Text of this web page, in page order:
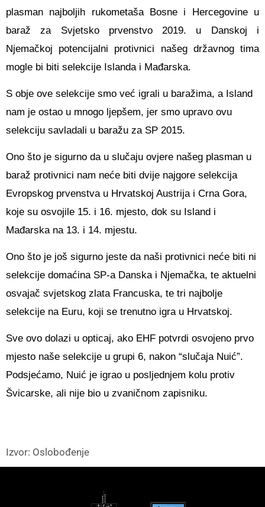
plasman najboljih rukometaša Bosne i Hercegovine u
baraž za Svjetsko prvenstvo 2019. u Danskoj i
Njemačkoj potencijalni protivnici našeg državnog tima
mogle bi biti selekcije Islanda i Mađarska.
S obje ove selekcije smo već igrali u baražima, a Island
nam je ostao u mnogo ljepšem, jer smo upravo ovu
selekciju savladali u baražu za SP 2015.
Ono što je sigurno da u slučaju ovjere našeg plasman u
baraž protivnici nam neće biti dvije najgore selekcija
Evropskog prvenstva u Hrvatskoj Austrija i Crna Gora,
koje su osvojile 15. i 16. mjesto, dok su Island i
Mađarska na 13. i 14. mjestu.
Ono što je još sigurno jeste da naši protivnici neće biti ni
selekcije domaćina SP-a Danska i Njemačka, te aktuelni
osvajač svjetskog zlata Francuska, te tri najbolje
selekcije na Euru, koji se trenutno igra u Hrvatskoj.
Sve ovo dolazi u opticaj, ako EHF potvrdi osvojeno prvo
mjesto naše selekcije u grupi 6, nakon “slučaja Nuić”.
Podsjećamo, Nuić je igrao u posljednjem kolu protiv
Švicarske, ali nije bio u zvaničnom zapisniku.
Izvor: Oslobođenje